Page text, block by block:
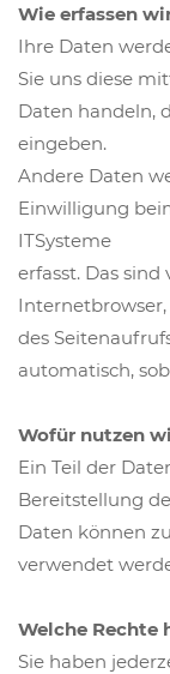
Wie erfassen
Ihre Daten
Sie uns diese
Daten handeln,
eingeben.
Andere Daten
Einwilligung
ITSysteme
erfasst. Das
des
automatisch,
Wofür nutzen
Ein Teil der
Bereitstellung
Daten können
verwendet
Welche Rechte
Sie haben